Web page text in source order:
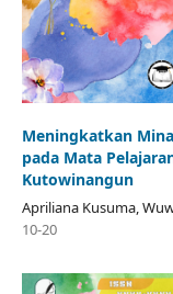
Meningkatkan
pada Mata
Kutowinangun
Apriliana Kusuma,
10-20